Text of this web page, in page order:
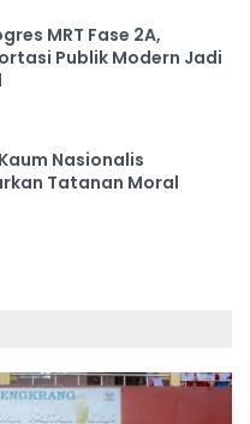
MRT Fase 2A,
Publik Modern Jadi
Nasionalis
Tatanan Moral